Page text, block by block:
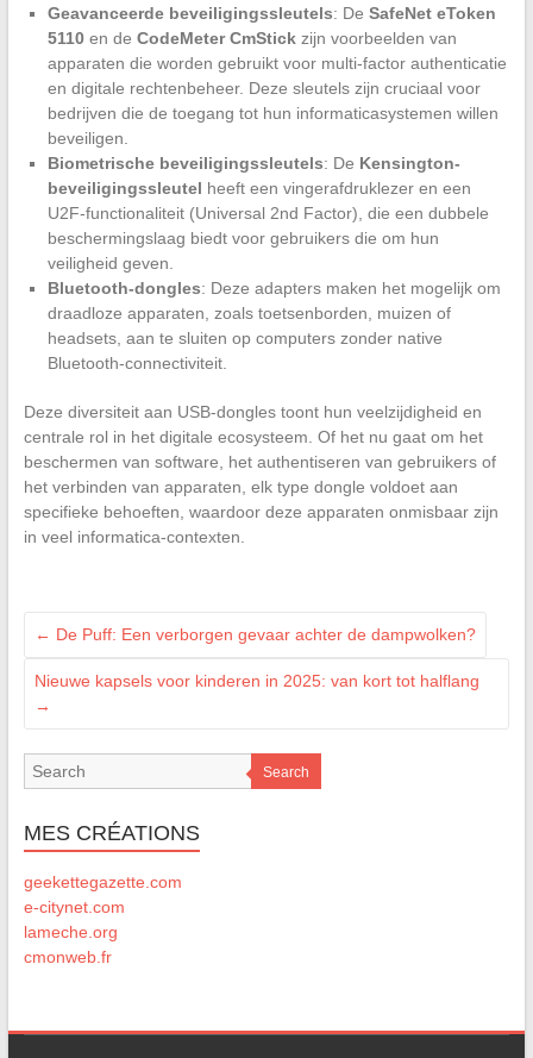
Geavanceerde beveiligingssleutels: De SafeNet eToken
5110en de CodeMeter CmStickzijn voorbeelden van
apparaten die worden gebruikt voor multi-factor authenticatie
en digitale rechtenbeheer. Deze sleutels zijn cruciaal voor
bedrijven die de toegang tot hun informaticasystemen willen
beveiligen.
Biometrische beveiligingssleutels: De Kensington-
beveiligingssleutel heeft een vingerafdruklezer en een
U2F-functionaliteit (Universal 2nd Factor), die een dubbele
beschermingslaag biedt voor gebruikers die om hun
veiligheid geven.
Bluetooth-dongles: Deze adapters maken het mogelijk om
draadloze apparaten, zoals toetsenborden, muizen of
headsets, aan te sluiten op computers zonder native
Bluetooth-connectiviteit.
Deze diversiteit aan USB-dongles toont hun veelzijdigheid en
centrale rol in het digitale ecosysteem. Of het nu gaat om het
beschermen van software, het authentiseren van gebruikers of
het verbinden van apparaten, elk type dongle voldoet aan
specifieke behoeften, waardoor deze apparaten onmisbaar zijn
in veel informatica-contexten.
← De Puff: Een verborgen gevaar achter de dampwolken?
Nieuwe kapsels voor kinderen in 2025: van kort tot halflang
→
Search
MES CRÉATIONS
geekettegazette.com
e-citynet.com
lameche.org
cmonweb.fr